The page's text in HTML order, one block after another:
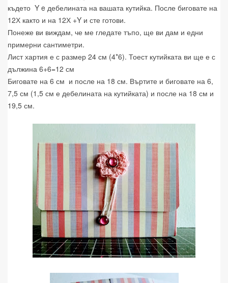
където Y e дебелината на вашата кутийка. После биговате на
12Х както и на 12Х +Y и сте готови.
Понеже ви виждам, че ме гледате тъпо, ще ви дам и едни
примерни сантиметри.
Лист хартия е с размер 24 см (4*6). Тоест кутийката ви ще е с
дължина 6+6=12 см
Биговате на 6 см и после на 18 см. Въртите и биговате на 6,
7,5 см (1,5 см е дебелината на кутийката) и после на 18 см и
19,5 см.